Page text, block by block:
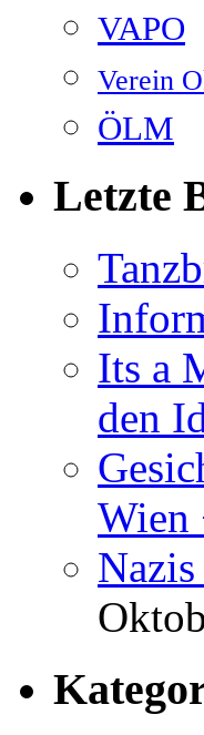
VAPO
Verein
ÖLM
Letzte
Its a
den
Wien